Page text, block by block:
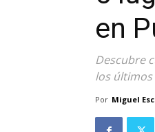
en
Descubre
los últimos
Por Miguel